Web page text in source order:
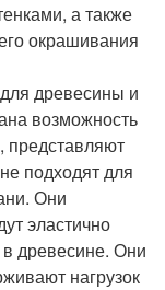
а также
окрашивания
древесины и
возможность
представляют
подходят для
Они
эластично
древесине. Они
нагрузок